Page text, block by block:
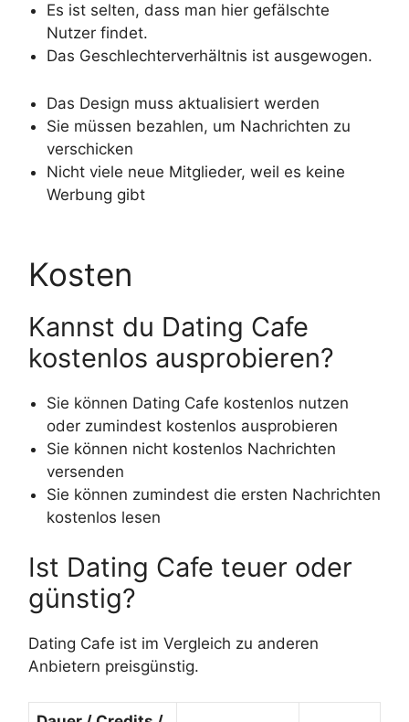
Es ist selten, dass man hier gefälschte
Nutzer findet.
Das Geschlechterverhältnis ist ausgewogen.
Das Design muss aktualisiert werden
Sie müssen bezahlen, um Nachrichten zu
verschicken
Nicht viele neue Mitglieder, weil es keine
Werbung gibt
Kosten
Kannst du Dating Cafe
kostenlos ausprobieren?
Sie können Dating Cafe kostenlos nutzen
oder zumindest kostenlos ausprobieren
Sie können nicht kostenlos Nachrichten
versenden
Sie können zumindest die ersten Nachrichten
kostenlos lesen
Ist Dating Cafe teuer oder
günstig?
Dating Cafe ist im Vergleich zu anderen
Anbietern preisgünstig.